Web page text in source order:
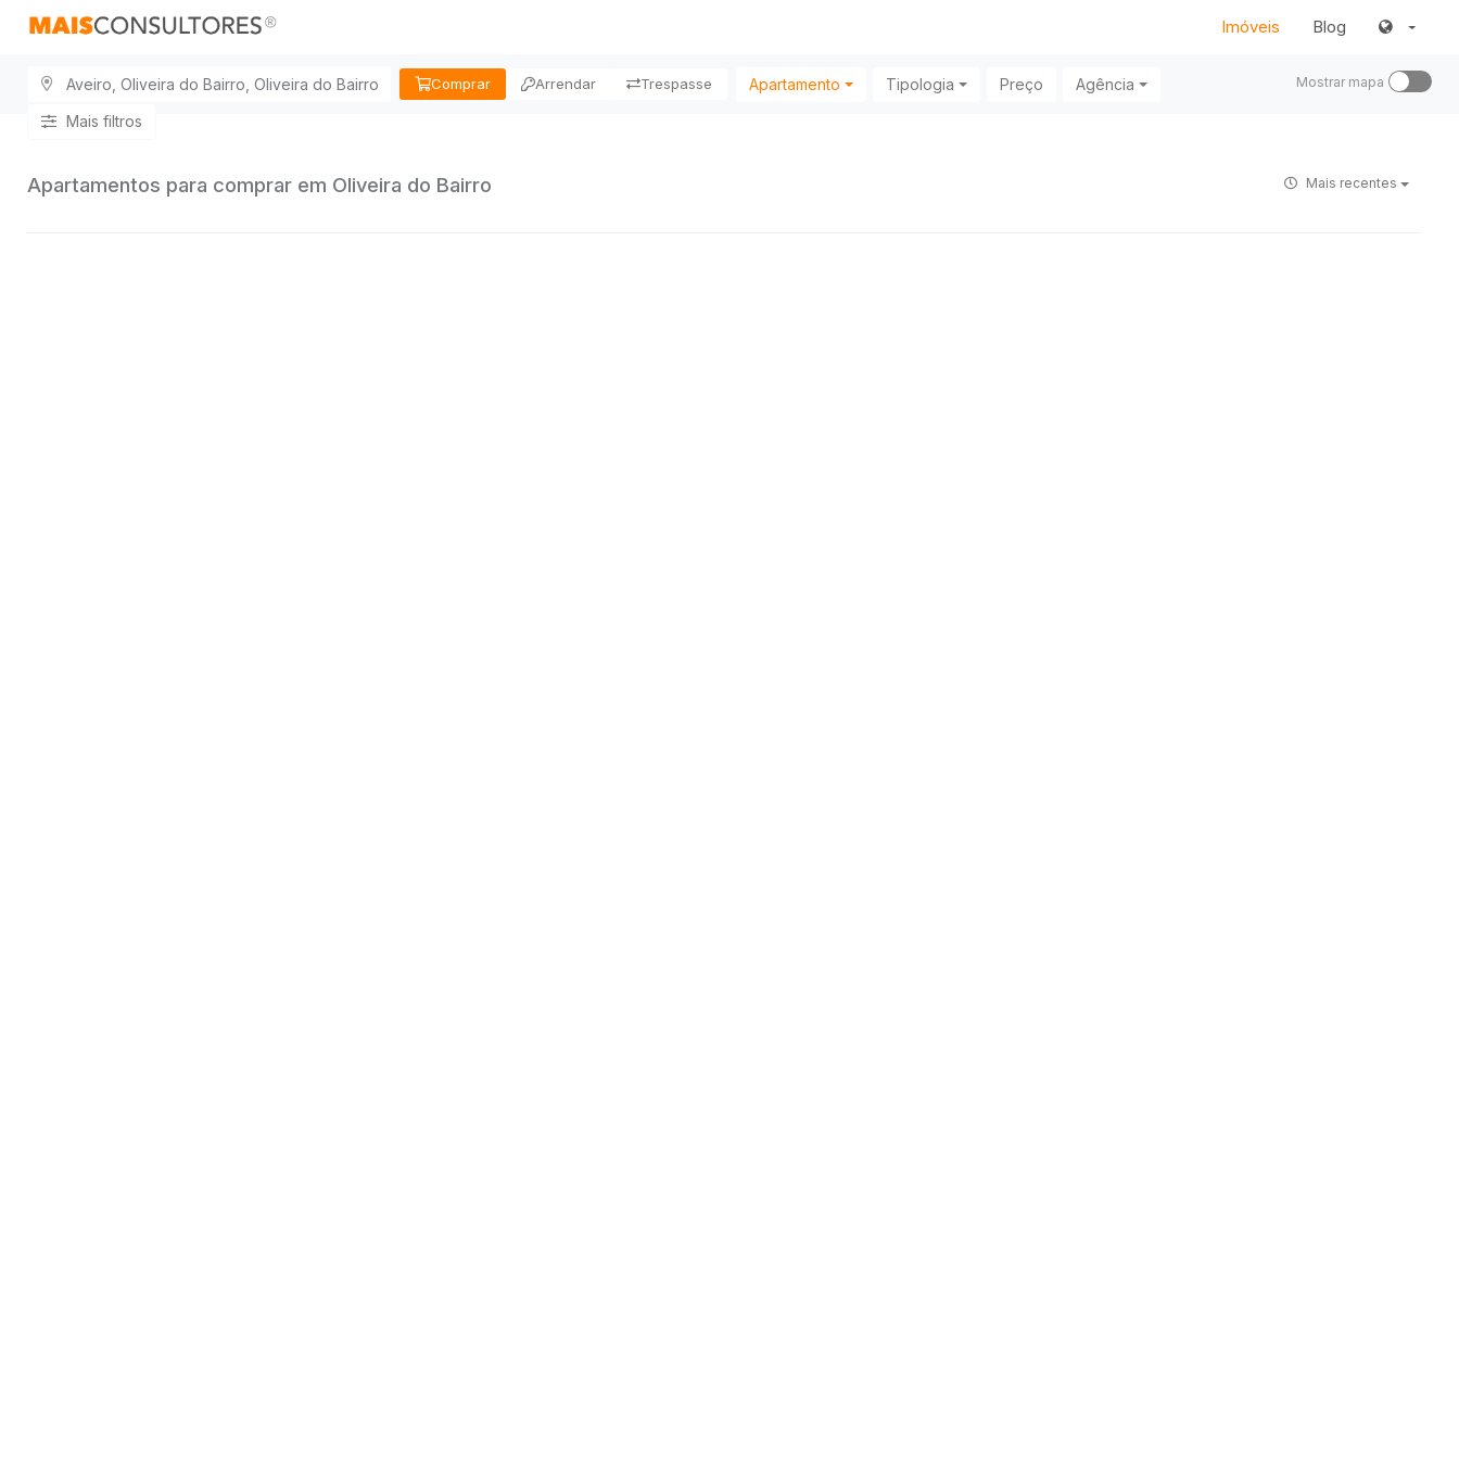
Imóveis Blog
Comprar Arrendar Trespasse Apartamento Tipologia Preço Agência
Mais filtros
Mostrar mapa
Apartamentos para comprar em Oliveira do Bairro Mais recentes